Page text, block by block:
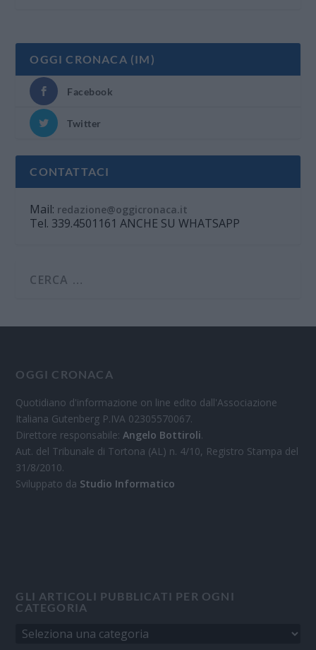
OGGI CRONACA (IM)
Facebook
Twitter
CONTATTACI
Mail: redazione@oggicronaca.it
Tel. 339.4501161 ANCHE SU WHATSAPP
OGGI CRONACA
Quotidiano d'informazione on line edito dall'Associazione
Italiana Gutenberg P.IVA 02305570067.
Direttore responsabile:Angelo Bottiroli.
Aut. del Tribunale di Tortona (AL) n. 4/10, Registro Stampa del
31/8/2010.
Sviluppato da Studio Informatico
GLI ARTICOLI PUBBLICATI PER OGNI
CATEGORIA